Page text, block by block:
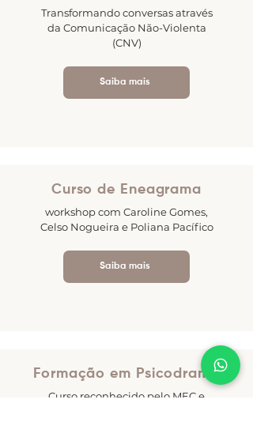
Transformando conversas através
da Comunicação Não-Violenta
(CNV)
Saiba mais
Curso de Eneagrama
workshop com Caroline Gomes,
Celso Nogueira e Poliana Pacífico
Saiba mais
Formação em Psicodrama
Curso reconhecido pelo MEC e